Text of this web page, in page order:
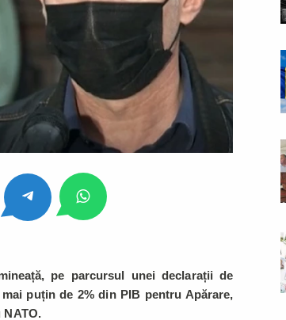
pe parcursul unei declarații de
puțin de 2% din PIB pentru Apărare,
NATO.